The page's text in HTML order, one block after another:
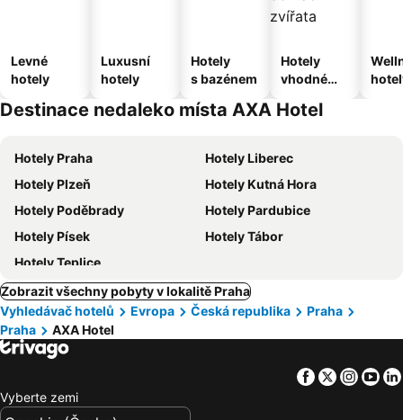
Levné
hotely
Luxusní
hotely
Hotely
s bazénem
Hotely
vhodné
domácí
Destinace nedaleko místa AXA Hotel
Hotely Praha
Hotely Liberec
Hotely Plzeň
Hotely Kutná Hora
Hotely Poděbrady
Hotely Pardubice
Hotely Písek
Hotely Tábor
Hotely Teplice
Zobrazit všechny pobyty v lokalitě Praha
Vyhledávač hotelů
Evropa Česká republika
Praha
Praha
AXA Hotel
Facebook
Twitter
Vyberte zemi